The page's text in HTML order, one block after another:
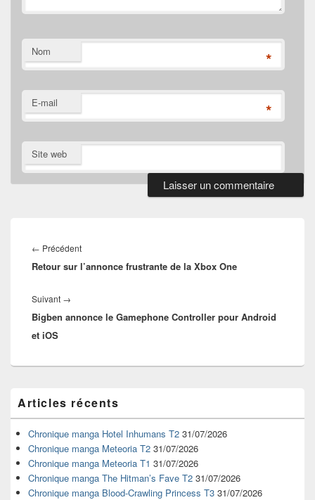
Nom *
E-mail *
Site web
de
l’article
← PrécédentArticle
précédent :
Retour sur l’annonce frustrante de la Xbox One
Suivant →
suivant :
Bigben annonce le Gamephone Controller pour Android
et iOS
principale
de
widget
pour
barre
latérale
Articles récents
Chronique manga Hotel Inhumans T2 31/07/2026
Chronique manga Meteoria T2 31/07/2026
Chronique manga Meteoria T1 31/07/2026
Chronique manga The Hitman’s Fave T2 31/07/2026
Chronique manga Blood-Crawling Princess T3 31/07/2026